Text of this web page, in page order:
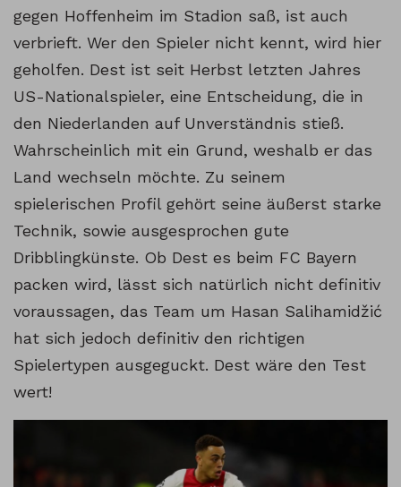
gegen Hoffenheim im Stadion saß, ist auch
verbrieft. Wer den Spieler nicht kennt, wird hier
geholfen. Dest ist seit Herbst letzten Jahres
US-Nationalspieler, eine Entscheidung, die in
den Niederlanden auf Unverständnis stieß.
Wahrscheinlich mit ein Grund, weshalb er das
Land wechseln möchte. Zu seinem
spielerischen Profil gehört seine äußerst starke
Technik, sowie ausgesprochen gute
Dribblingkünste. Ob Dest es beim FC Bayern
packen wird, lässt sich natürlich nicht definitiv
voraussagen, das Team um Hasan Salihamidžić
hat sich jedoch definitiv den richtigen
Spielertypen ausgeguckt. Dest wäre den Test
wert!